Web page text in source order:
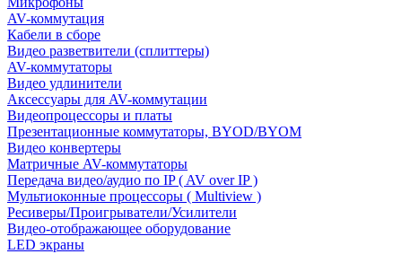
AV-коммутация
Кабели в сборе
Видео разветвители (сплиттеры)
AV-коммутаторы
Видео удлинители
Аксессуары для AV-коммутации
Видеопроцессоры и платы
Презентационные коммутаторы, BYOD/BYOM
Видео конвертеры
Матричные AV-коммутаторы
Передача видео/аудио по IP ( AV over IP )
Мультиоконные процессоры ( Multiview )
Ресиверы/Проигрыватели/Усилители
Видео-отображающее оборудование
LED экраны